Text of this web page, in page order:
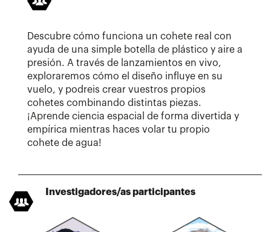
Descubre cómo funciona un cohete real con
ayuda de una simple botella de plástico y aire a
presión. A través de lanzamientos en vivo,
exploraremos cómo el diseño influye en su
vuelo, y podreis crear vuestros propios
cohetes combinando distintas piezas.
¡Aprende ciencia espacial de forma divertida y
empírica mientras haces volar tu propio
cohete de agua!
Investigadores/as participantes